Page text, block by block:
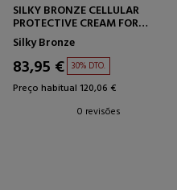
SILKY BRONZE CELLULAR
PROTECTIVE CREAM FOR
BODY SPF50+
PROTETOR SOLAR CORPORAL
Silky Bronze
83,95 € 30% DTO.
Preço habitual 120,06 €
0 revisões